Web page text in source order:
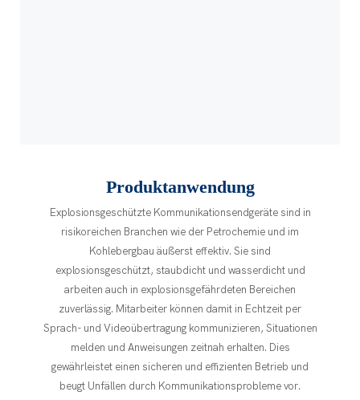
Produktanwendung
Explosionsgeschützte Kommunikationsendgeräte sind in
risikoreichen Branchen wie der Petrochemie und im
Kohlebergbau äußerst effektiv. Sie sind
explosionsgeschützt, staubdicht und wasserdicht und
arbeiten auch in explosionsgefährdeten Bereichen
zuverlässig. Mitarbeiter können damit in Echtzeit per
Sprach- und Videoübertragung kommunizieren, Situationen
melden und Anweisungen zeitnah erhalten. Dies
gewährleistet einen sicheren und effizienten Betrieb und
beugt Unfällen durch Kommunikationsprobleme vor.